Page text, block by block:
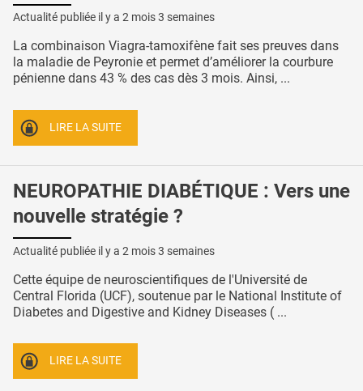
Actualité publiée il y a 2 mois 3 semaines
La combinaison Viagra-tamoxifène fait ses preuves dans
la maladie de Peyronie et permet d’améliorer la courbure
pénienne dans 43 % des cas dès 3 mois. Ainsi, ...
LIRE LA SUITE
NEUROPATHIE DIABÉTIQUE : Vers une
nouvelle stratégie ?
Actualité publiée il y a 2 mois 3 semaines
Cette équipe de neuroscientifiques de l'Université de
Central Florida (UCF), soutenue par le National Institute of
Diabetes and Digestive and Kidney Diseases ( ...
LIRE LA SUITE